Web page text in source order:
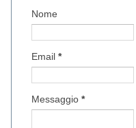
Nome
Email *
Messaggio *